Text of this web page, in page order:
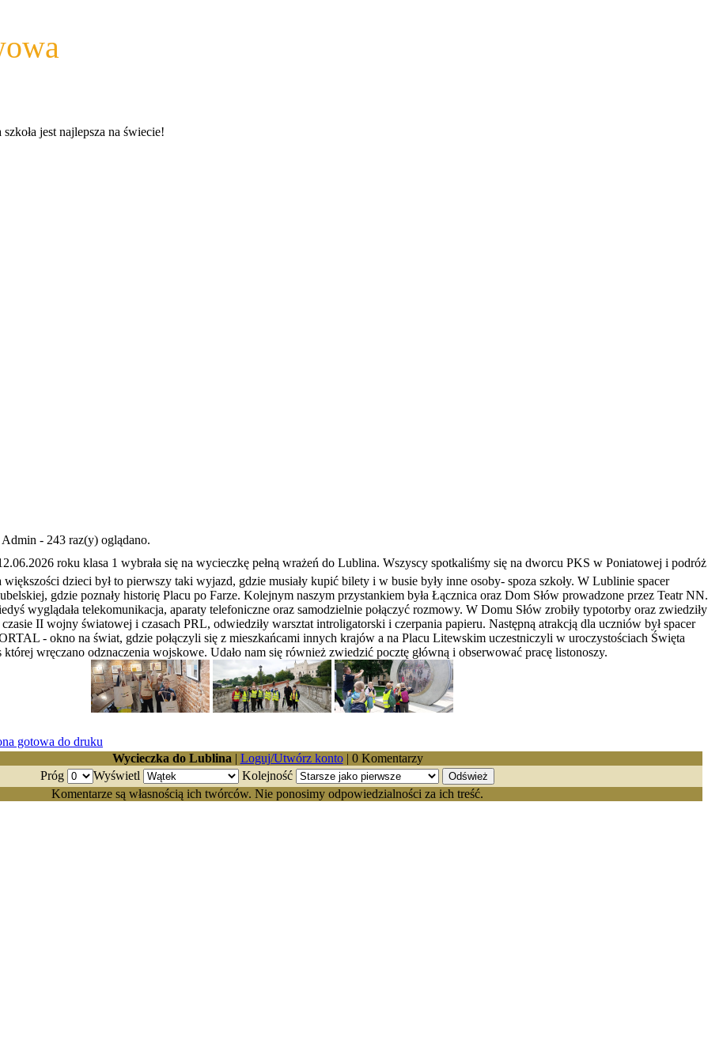
jest najlepsza na świecie!
- 243 raz(y) oglądano.
roku klasa 1 wybrała się na wycieczkę pełną wrażeń do Lublina. Wszyscy spotkaliśmy się na dworcu PKS w Poniatowej i podróż
dzieci był to pierwszy taki wyjazd, gdzie musiały kupić bilety i w busie były inne osoby- spoza szkoły. W Lublinie spacer
gdzie poznały historię Placu po Farze. Kolejnym naszym przystankiem była Łącznica oraz Dom Słów prowadzone przez Teatr NN.
wyglądała telekomunikacja, aparaty telefoniczne oraz samodzielnie połączyć rozmowy. W Domu Słów zrobiły typotorby oraz zwiedziły
II wojny światowej i czasach PRL, odwiedziły warsztat introligatorski i czerpania papieru. Następną atrakcją dla uczniów był spacer
- okno na świat, gdzie połączyli się z mieszkańcami innych krajów a na Placu Litewskim uczestniczyli w uroczystościach Święta
wręczano odznaczenia wojskowe. Udało nam się również zwiedzić pocztę główną i obserwować pracę listonoszy.
Wycieczka do Lublina | Loguj/Utwórz konto| 0 Komentarzy
Próg
Wyświetl
Kolejność
Komentarze są własnością ich twórców. Nie ponosimy odpowiedzialności za ich treść.